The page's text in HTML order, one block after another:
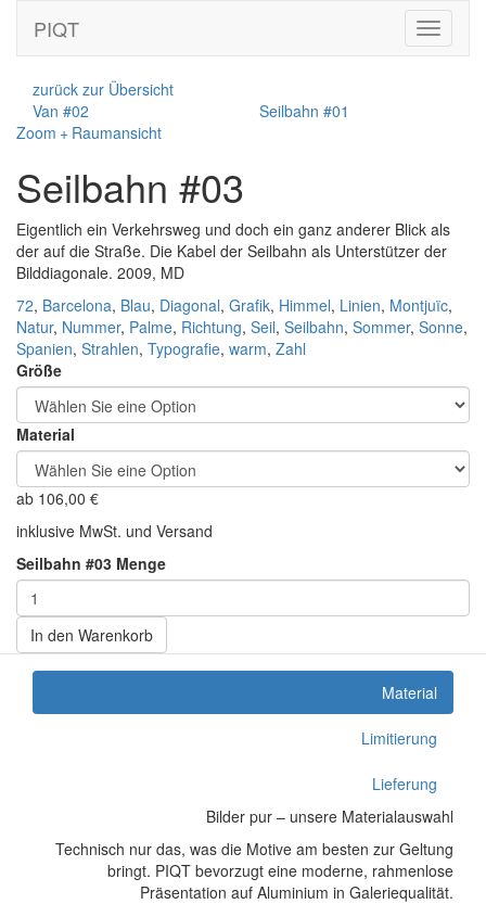
Toggle
PIQT
zurück zur Übersicht
Van #02
Seilbahn #01
Zoom + Raumansicht
Seilbahn #03
Eigentlich ein Verkehrsweg und doch ein ganz anderer Blick als
der auf die Straße. Die Kabel der Seilbahn als Unterstützer der
Bilddiagonale. 2009, MD
72, Barcelona, Blau, Diagonal, Grafik, Himmel, Linien, Montjuïc,
Natur, Nummer, Palme, Richtung, Seil, Seilbahn, Sommer, Sonne,
Spanien, Strahlen, Typografie, warm, Zahl
Größe
Material
ab 106,00 €
inklusive MwSt. und Versand
Seilbahn #03 Menge
In den Warenkorb
Material
Limitierung
Lieferung
Bilder pur – unsere Materialauswahl
Technisch nur das, was die Motive am besten zur Geltung
bringt. PIQT bevorzugt eine moderne, rahmenlose
Präsentation auf Aluminium in Galeriequalität.